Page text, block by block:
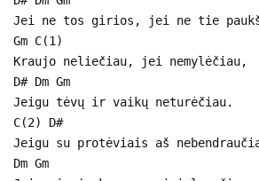
Jei ne tos girios, jei ne tie
Gm C(1)
Kraujo neliečiau, jei nemylėčiau,
D# Dm Gm
Jeigu tėvų ir vaikų neturėčiau.
C(2) D#
Jeigu su protėviais aš
Dm Gm